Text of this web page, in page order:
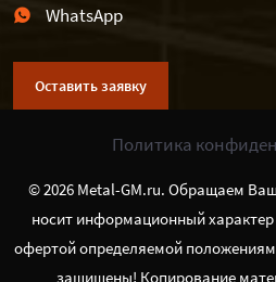
WhatsApp
Оставить заявку
Политика
© 2026 Metal-GM.ru. Обращаем
носит информационный
офертой определяемой
защищены! Копирование